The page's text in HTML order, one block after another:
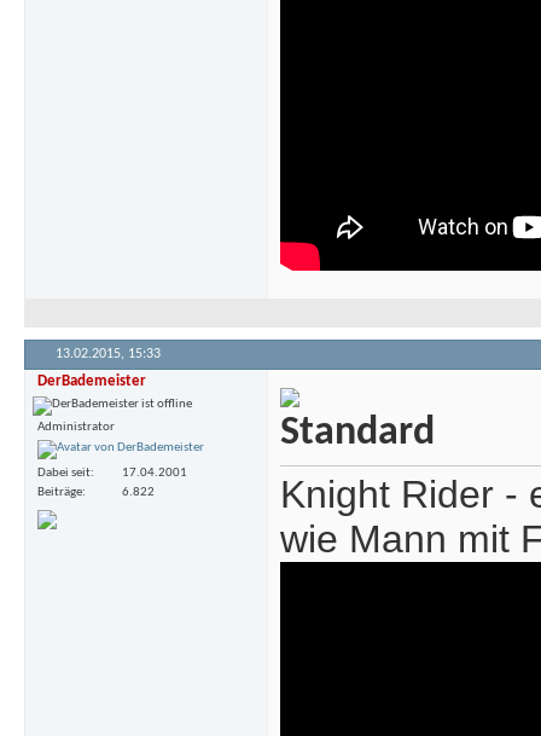
13.02.2015, 15:33
DerBademeister
Administrator
Dabei seit
17.04.2001
Beiträge
6.822
Knight Rider -
wie Mann mit